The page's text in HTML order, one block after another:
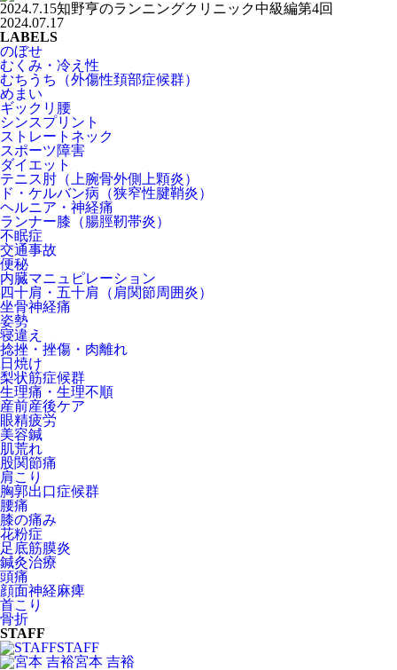
2024.7.15知野亨のランニングクリニック中級編第4回
2024.07.17
LABELS
のぼせ
むくみ・冷え性
むちうち（外傷性頚部症候群）
めまい
ギックリ腰
シンスプリント
ストレートネック
スポーツ障害
ダイエット
テニス肘（上腕骨外側上顆炎）
ド・ケルバン病（狭窄性腱鞘炎）
ヘルニア・神経痛
ランナー膝（腸脛靭帯炎）
不眠症
交通事故
便秘
内臓マニュピレーション
四十肩・五十肩（肩関節周囲炎）
坐骨神経痛
姿勢
寝違え
捻挫・挫傷・肉離れ
日焼け
梨状筋症候群
生理痛・生理不順
産前産後ケア
眼精疲労
美容鍼
肌荒れ
股関節痛
肩こり
胸郭出口症候群
腰痛
膝の痛み
花粉症
足底筋膜炎
鍼灸治療
頭痛
顔面神経麻痺
首こり
骨折
STAFF
STAFF
宮本 吉裕